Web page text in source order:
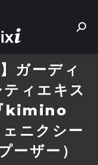
ガーディ
ィエキス
kimino
ニクシー
ーザー）